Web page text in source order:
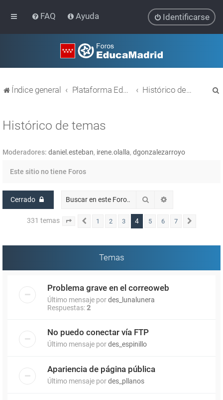
FAQ Ayuda Identificarse
Índice general Plataforma Educativa EducaMadrid Histórico de temas
Histórico de temas
Moderadores: daniel.esteban, irene.olalla, dgonzalezarroyo
Este sitio no tiene Foros
Cerrado Buscar
331 temas Página 4de 7
Anterior
1 2 3 4 5 6 7
Temas
Problema grave en el correoweb
Último mensaje pordes_lunalunera
Respuestas:2
No puedo conectar vía FTP
Último mensaje pordes_espinillo
Apariencia de página pública
Último mensaje pordes_pllanos